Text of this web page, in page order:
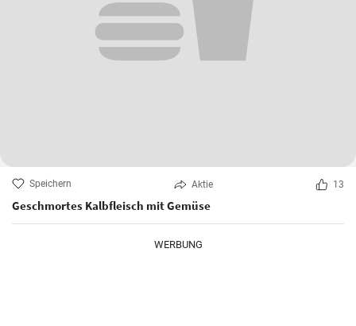
Speichern Aktie 13
Geschmortes Kalbfleisch mit Gemüse
WERBUNG